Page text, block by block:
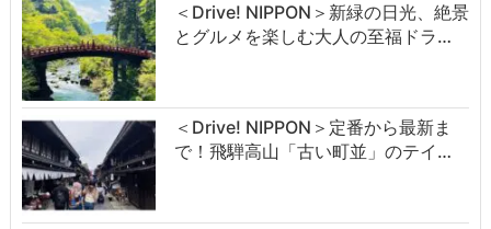
＜Drive! NIPPON＞新緑の日光、絶景
とグルメを楽しむ大人の至福ドラ…
＜Drive! NIPPON＞定番から最新ま
で！飛騨高山「古い町並」のテイ…